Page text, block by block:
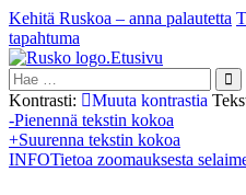
Kehitä Ruskoa – anna palautetta
tapahtuma
Etusivu
Hae:
Kontrasti:
Muuta kontrastia
-Pienennä tekstin kokoa
+Suurenna tekstin kokoa
INFOTietoa zoomauksesta